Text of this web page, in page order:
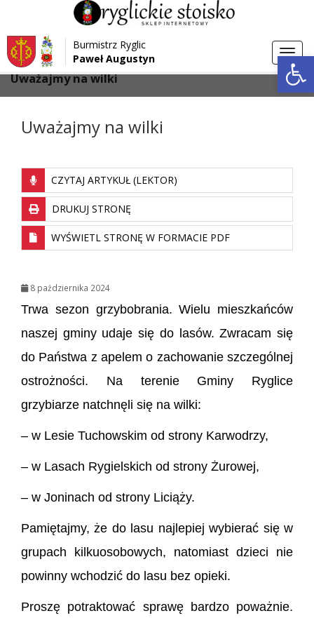
Przejdź do menu
Przejdź do głównej treści strony
Przejdź do stopki strony
Burmistrz Ryglic
Paweł Augustyn
Strona główna > Aktualności
Uważajmy na wilki
Uważajmy na wilki
CZYTAJ ARTYKUŁ (LEKTOR)
DRUKUJ STRONĘ
WYŚWIETL STRONĘ W FORMACIE PDF
8 października 2024
Trwa sezon grzybobrania. Wielu mieszkańców
naszej gminy udaje się do lasów. Zwracam się
do Państwa z apelem o zachowanie szczególnej
ostrożności. Na terenie Gminy Ryglice
grzybiarze natchnęli się na wilki:
– w Lesie Tuchowskim od strony Karwodrzy,
– w Lasach Rygielskich od strony Żurowej,
– w Joninach od strony Liciąży.
Pamiętajmy, że do lasu najlepiej wybierać się w
grupach kilkuosobowych, natomiast dzieci nie
powinny wchodzić do lasu bez opieki.
Proszę potraktować sprawę bardzo poważnie.